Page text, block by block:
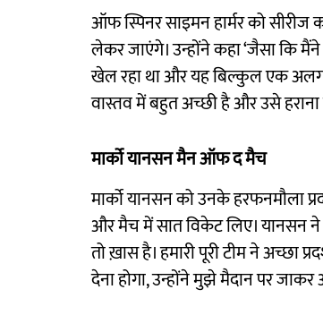
ऑफ स्पिनर साइमन हार्मर को सीरीज
लेकर जाएंगे। उन्होंने कहा ‘जैसा कि
खेल रहा था और यह बिल्कुल एक अलग
वास्तव में बहुत अच्छी है और उसे हराना
मार्को यानसन मैन ऑफ द मैच
मार्को यानसन को उनके हरफनमौला
और मैच में सात विकेट लिए। यानसन
तो ख़ास है। हमारी पूरी टीम ने अच्छा
देना होगा, उन्होंने मुझे मैदान पर